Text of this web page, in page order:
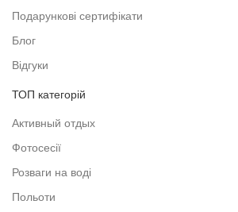
Подарункові сертифікати
Блог
Відгуки
ТОП категорій
Активный отдых
Фотосесії
Розваги на воді
Польоти